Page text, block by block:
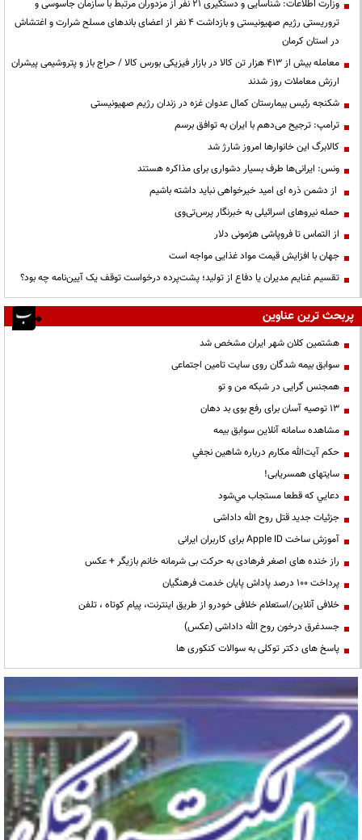
وزارت اطلاعات: شناسایی و دستگیری ۲۱ نفر از مزدوران مرتبط با سازمان جاسوسی و
تروریستی رژیم صهیونیستی و بازداشت ۴ نفر از اعضای باندهای مسلح شرارت و اغتشاش
در استان کرمان
معامله بیش از ۴۱۳ هزار تن کالا در بازار فیزیکی بورس کالا / حراج باز و پتروشیمی پیشران
ارزش معاملات روز شدند
شکنجه رئیس بیمارستان کمال عدوان غزه در زندان رژیم صهیونیستی
ترامپ: ترجیح می‌دهم با ایران به توافق برسم
کالابرگ این خانوارها امروز شارژ شد
ونس: ایرانی‌ها طرف بسیار دشواری برای مذاکره هستند
از دشمن ذره ای امید خیرخواهی نباید داشته باشیم
حمله نیروهای اسرائیلی به خبرنگار پرس‌تی‌وی
از التماس تا فروپاشی هژمونی دلار
جهان با افزایش قیمت مواد غذایی مواجه است
تقسیم غنایم مدیران یا دفاع از تولید؛ پشت‌پرده درخواست توقف یک آیین‌نامه چه بود؟
پربحث ترین عناوین
هشتمین کلان شهر ایران مشخص شد
سوابق بیمه شدگان روی سایت تامین اجتماعی
همجنس گرایی در شبکه من و تو
13 توصیه آسان برای رفع بوی بد دهان
مشاهده سامانه آنلاين سوابق بیمه
حكم آيت‌الله مكارم درباره شاهين نجفي
سایتهای همسریابی!
دعايي كه قطعا مستجاب مي‌شود
جزئیات جدید قتل روح الله داداشی
آموزش ساخت Apple ID برای کاربران ایرانی
راز خنده های اصغر فرهادی به حرکت بی شرمانه خانم بازیگر + عکس
پرداخت ۱۰۰ درصد پاداش پایان خدمت فرهنگیان
خلافی آنلاین/استعلام خلافی خودرو از طریق اینترنت، پیام کوتاه ، تلفن
جسدغرق درخون روح الله داداشی (عکس)
پاسخ های دکتر توکلی به سوالات کنکوری ها